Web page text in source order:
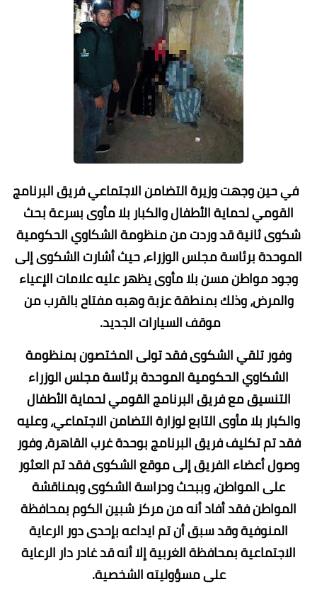
في حين وجهت وزيرة التضامن الاجتماعي فريق البرنامج
القومي لحماية الأطفال والكبار بلا مأوى بسرعة بحث
شكوى ثانية قد وردت من منظومة الشكاوي الحكومية
الموحدة برئاسة مجلس الوزراء، حيث أشارت الشكوى إلى
وجود مواطن مسن بلا مأوى يظهر عليه علامات الإعياء
والمرض، وذلك بمنطقة عزبة وهبه مفتاح بالقرب من
موقف السيارات الجديد.
وفور تلقي الشكوى فقد تولى المختصون بمنظومة
الشكاوي الحكومية الموحدة برئاسة مجلس الوزراء
التنسيق مع فريق البرنامج القومي لحماية الأطفال
والكبار بلا مأوى التابع لوزارة التضامن الاجتماعي، وعليه
فقد تم تكليف فريق البرنامج بوحدة غرب القاهرة، وفور
وصول أعضاء الفريق إلى موقع الشكوى فقد تم العثور
على المواطن، وببحث ودراسة الشكوى وبمناقشة
المواطن فقد أفاد أنه من مركز شبين الكوم بمحافظة
المنوفية وقد سبق أن تم ايداعه بإحدى دور الرعاية
الاجتماعية بمحافظة الغربية إلا أنه قد غادر دار الرعاية
على مسؤوليته الشخصية.